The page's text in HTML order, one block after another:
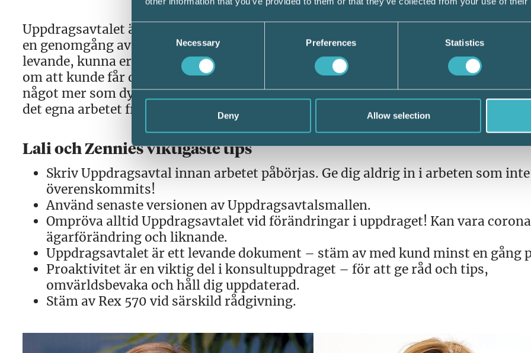
Consent
Necessary Preferences Statistics
Deny Allow selection
Uppdragsavtalet är ett utmärkt diskussionsunderlag för dig och dina kunder.
en genomgång av avtalet minst en gång per år, gärna fler, för att hålla
levande, kunna erbjuda fler tjänster som exempelvis rådgivningsuppdrag,
om att kunde får det den behöver eller om kunden saknar något eller behöver
något mer som dykt upp efter vägen. Avstämningen är också viktig för att kunna
det egna arbetet framåt. Planering ger effektivare flöden och gör arbetet enklare.
Lali och Zennies viktigaste tips
Skriv Uppdragsavtal innan arbetet påbörjas. Ge dig aldrig in i arbeten som
överenskommits!
Använd senaste versionen av Uppdragsavtalsmallen.
Ompröva alltid Uppdragsavtalet vid förändringar i uppdraget! Kan vara
ägarförändring och liknande.
Uppdragsavtalet är ett levande dokument – stäm av med kund minst en gång
Proaktivitet är en viktig del i konsultuppdraget – för att ge råd och tips,
omvärldsbevaka och håll dig uppdaterad.
Stäm av Rex 570 vid särskild rådgivning.